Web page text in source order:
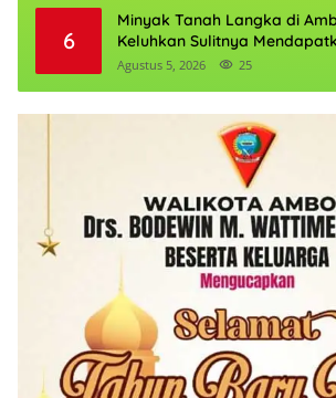
6
Minyak Tanah Langka di
Keluhkan Sulitnya
Agustus 5, 2026 25